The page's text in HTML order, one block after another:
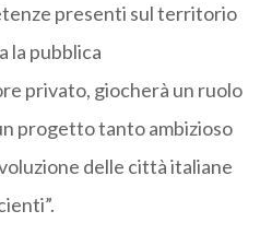
presenti sul territorio
la pubblica
privato, giocherà un ruolo
progetto tanto ambizioso
delle città italiane